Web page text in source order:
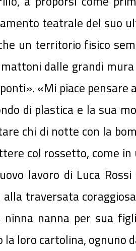
teatrale del suo
un territorio fisico
dalle grandi
«Mi piace
di plastica e la sua
chi di notte con la
col rossetto, come
lavoro di Luca
traversata
nanna per sua
loro cartolina, ognuno